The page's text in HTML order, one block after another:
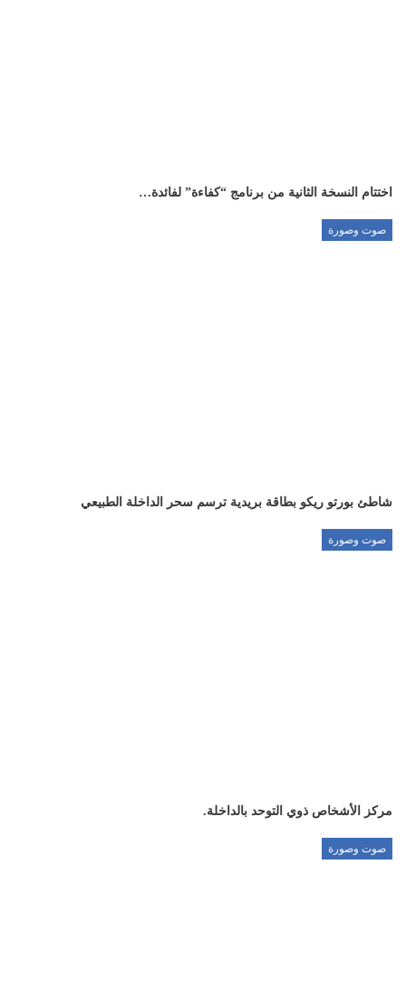
اختتام النسخة الثانية من برنامج “كفاءة” لفائدة…
صوت وصورة
شاطئ بورتو ريكو بطاقة بريدية ترسم سحر الداخلة الطبيعي
صوت وصورة
مركز الأشخاص ذوي التوحد بالداخلة.
صوت وصورة